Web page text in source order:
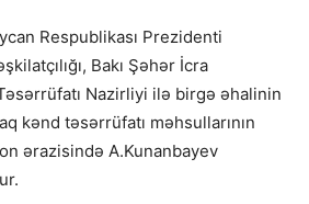
Respublikası Prezidenti
Bakı Şəhər İcra
Nazirliyi ilə birgə əhalinin
kənd təsərrüfatı məhsullarının
ərazisində A.Kunanbayev